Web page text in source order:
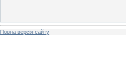
Повна версія сайту